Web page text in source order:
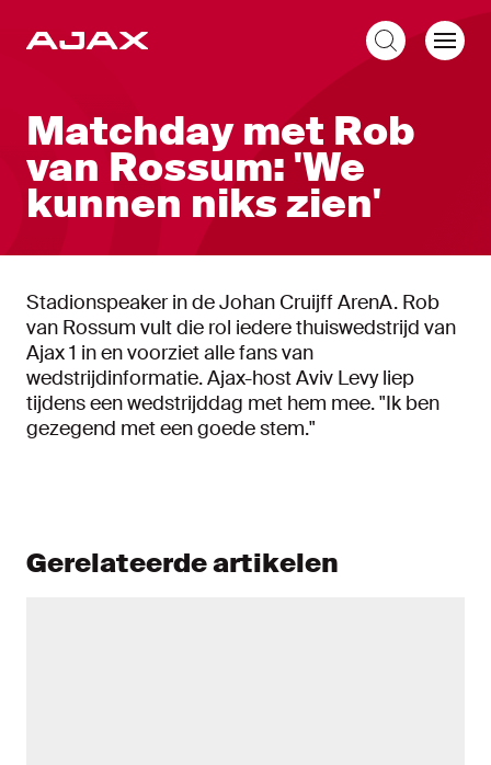
Matchday met Rob
van Rossum: 'We
kunnen niks zien'
Stadionspeaker in de Johan Cruijff ArenA. Rob
van Rossum vult die rol iedere thuiswedstrijd van
Ajax 1 in en voorziet alle fans van
wedstrijdinformatie. Ajax-host Aviv Levy liep
tijdens een wedstrijddag met hem mee. "Ik ben
gezegend met een goede stem."
Gerelateerde artikelen